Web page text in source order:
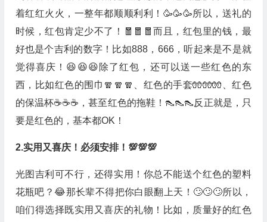
着红红火火，一整年都顺顺利利！🥳🥳🥳所以，送礼的
时候，红包肯定少不了！🧧🧧🧧而且，红包里的钱，最
好也是个吉利的数字！比如888，666，听起来是不是就
觉得喜庆！😆😆😆除了红包，还可以送一些红色的东
西，比如红色的围巾🧣🧣🧣、红色的手套🧤🧤🧤、红色
的保温杯☕☕☕，甚至红色的拖鞋！👠👠👠反正就是，只
要是红色的，基本都OK！
2.实用又喜庆！必须安排！💯💯💯
光图吉利可不行，还得实用！你总不能送个红色的塑料
花瓶吧？😂那长辈不得把你白眼翻上天！🙄🙄🙄所以，
咱们得选择既实用又喜庆的礼物！比如，质量好的红色